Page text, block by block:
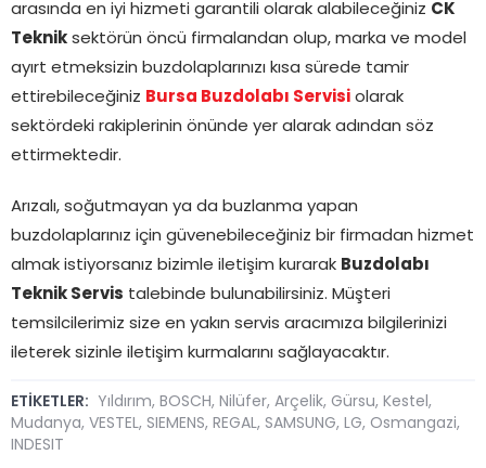
arasında en iyi hizmeti garantili olarak alabileceğiniz CK
Teknik sektörün öncü firmalandan olup, marka ve model
ayırt etmeksizin buzdolaplarınızı kısa sürede tamir
ettirebileceğiniz Bursa Buzdolabı Servisi olarak
sektördeki rakiplerinin önünde yer alarak adından söz
ettirmektedir.
Arızalı, soğutmayan ya da buzlanma yapan
buzdolaplarınız için güvenebileceğiniz bir firmadan hizmet
almak istiyorsanız bizimle iletişim kurarak Buzdolabı
Teknik Servis talebinde bulunabilirsiniz. Müşteri
temsilcilerimiz size en yakın servis aracımıza bilgilerinizi
ileterek sizinle iletişim kurmalarını sağlayacaktır.
ETİKETLER: Yıldırım, BOSCH, Nilüfer, Arçelik, Gürsu, Kestel ,
Mudanya, VESTEL, SIEMENS, REGAL, SAMSUNG, LG, Osmangazi,
INDESIT